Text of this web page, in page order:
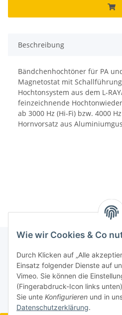
Beschreibung
Bändchenhochtöner für PA
Magnetostat mit
Hochtonsystem aus dem L-
feinzeichnende
ab 3000 Hz (Hi-Fi) bzw. 4000
Hornvorsatz aus
Informationen
Gesetzliche Informationen
Wie wir Cookies & Co
Durch Klicken auf „Alle
Einsatz folgender Dienste auf
Vimeo. Sie können die
(Fingerabdruck-Icon links
Sie unte Konfigurieren und in
Datenschutzerklärung.